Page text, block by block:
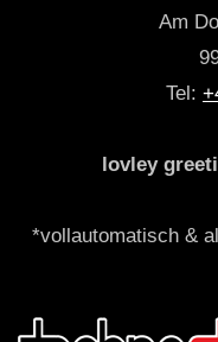
Am
Tel:
lovley
*vollautomatisch &